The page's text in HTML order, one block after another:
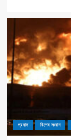
প্রবাস বিশেষ সংবাদ